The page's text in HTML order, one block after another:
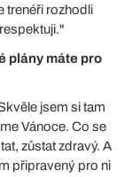
trenéři rozhodli
plány máte pro
jsem si tam
Vánoce. Co se
zůstat zdravý. A
připravený pro ni